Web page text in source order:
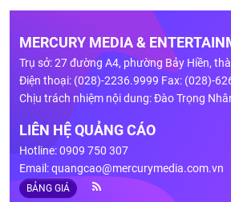
MERCURY MEDIA &
Trụ sở: 27 đường A4, phường Bảy Hiền,
Điện thoại: (028)-2236.9999 Fax: (028)-
Chịu trách nhiệm nội dung: Đào Trọng
LIÊN HỆ QUẢNG CÁO
Hotline: 0909 750 307
Email:quangcao@mercurymedia.com.vn
BẢNG GIÁ